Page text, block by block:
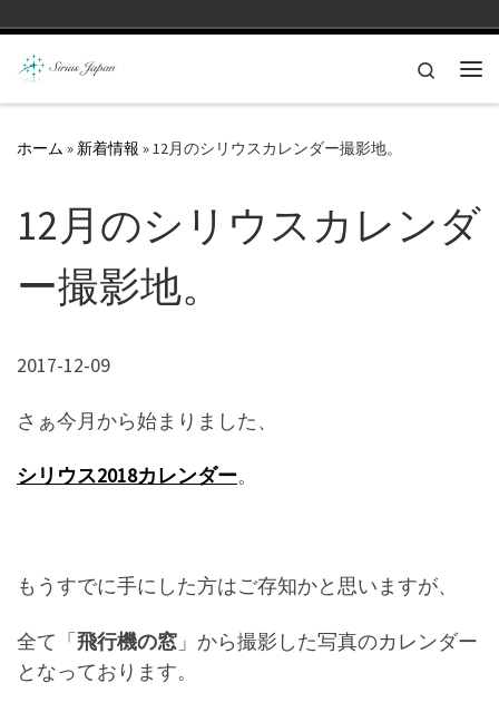
コンテンツへスキップ
Search
ホーム » 新着情報 »12月のシリウスカレンダー撮影地。
12月のシリウスカレンダ
ー撮影地。
2017-12-09
さぁ今月から始まりました、
シリウス2018カレンダー。
もうすでに手にした方はご存知かと思いますが、
全て「飛行機の窓 」から撮影した写真のカレンダー
となっております。